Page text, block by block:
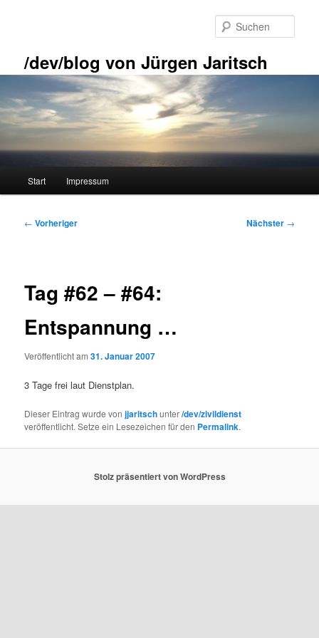
/dev/blog von Jürgen Jaritsch
Start Impressum
Beitragsnavigation
← Vorheriger Nächster →
Tag #62 – #64:
Entspannung …
Veröffentlicht am31. Januar 2007
3 Tage frei laut Dienstplan.
Dieser Eintrag wurde vonjjaritschunter/dev/zivildienst
veröffentlicht. Setze ein Lesezeichen für den Permalink.
Stolz präsentiert von WordPress